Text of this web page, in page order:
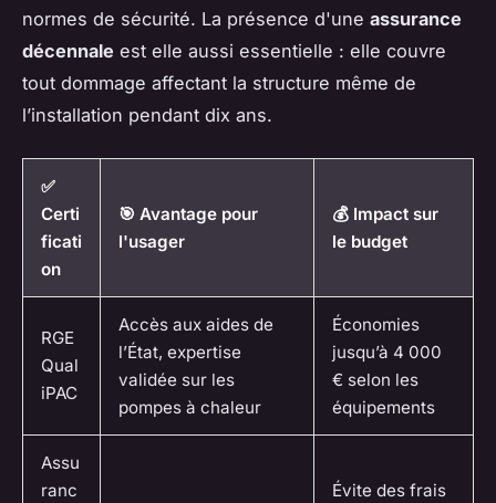
normes de sécurité. La présence d'une assurance
décennale est elle aussi essentielle : elle couvre
tout dommage affectant la structure même de
l’installation pendant dix ans.
✅
Certi
ficati
on
🎯 Avantage pour
l'usager
💰 Impact sur
le budget
RGE
Qual
iPAC
Accès aux aides de
l’État, expertise
validée sur les
pompes à chaleur
Économies
jusqu’à 4 000
€ selon les
équipements
Assu
ranc
Évite des frais